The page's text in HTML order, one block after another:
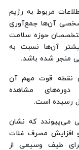
مربوط به رژیم
آن‌ها جمع‌آوری
متخصصان حوزه سلامت
آن‌ها نسبت به
منجر شده باشد.
نقطه قوت مهم آن
مشاهده
می‌پیوندد که نشان
افزایش مصرف غلات
طیف وسیعی از